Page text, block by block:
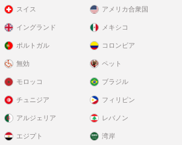
さんのプロフィールを高く評
さんのプロフィールを高く
さんのプロフィールを高く
スイス
イングランド
ポルトガル
無効
アメリカ合衆国
メキシコ
コロンビア
ペット
モロッコ
チュニジア
アルジェリア
エジプト
ブラジル
フィリピン
レバノン
湾岸